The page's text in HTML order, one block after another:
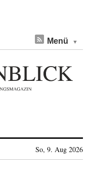
Menü
So, 9. Aug 2026